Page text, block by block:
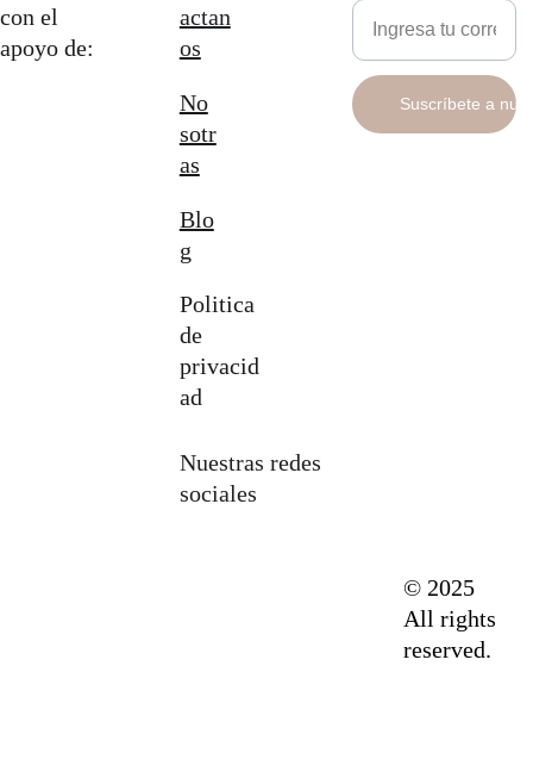
actan
os
Suscríbete a
© 2025
All rights
reserved.
Nuestras redes
sociales
con el
apoyo de:
No
sotr
as
Blo
g
Politica
de
privacid
ad